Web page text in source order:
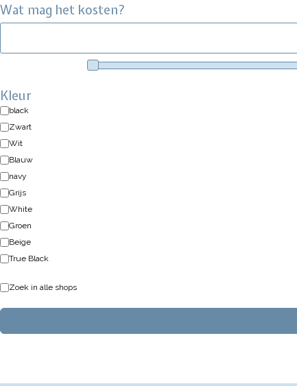
Wat mag het kosten?
Kleur
black
Zwart
Wit
Blauw
navy
Grijs
White
Groen
Beige
True Black
Zoek in alle shops